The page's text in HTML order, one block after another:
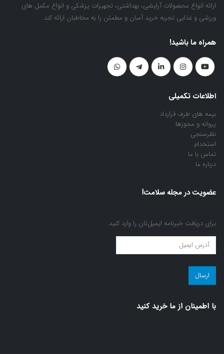
ارائه انواع محصولات آرایشی، بهداشتی، تجهیزات پزشکی و انواع مکمل های
ورزشی و غذایی تجربه خرید آسان و مطمئن را به مخاطبان ارائه کند.
همراه ما باشید!
اطلاعات تکمیلی
بیمه های طرف قرارداد
پروانه و مجوزها
نظرسنجی
استخدام
تماس با ما
درباره ما
عضویت در مجله سلامت!
برای دریافت خبرنامه ایمیل‌تان را وارد کنید.
عضویت
در
مجله
سلامت!
با اطمينان از ما خريد كنيد